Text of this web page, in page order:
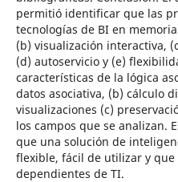
permitió identificar que las
tecnologías de BI en
(b) visualización interactiva,
(d) autoservicio y (e)
características de la lógica
datos asociativa, (b) cálculo
visualizaciones (c)
los campos que se analizan.
que una solución de
flexible, fácil de utilizar y que
dependientes de TI.